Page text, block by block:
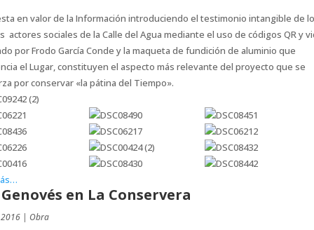
en valor de la Información introduciendo el testimonio intangible de
actores sociales de la Calle del Agua mediante el uso de códigos QR y
por Frodo García Conde y la maqueta de fundición de aluminio que
el Lugar, constituyen el aspecto más relevante del proyecto que se
por conservar «la pátina del Tiempo».
en La Conservera
| Obra